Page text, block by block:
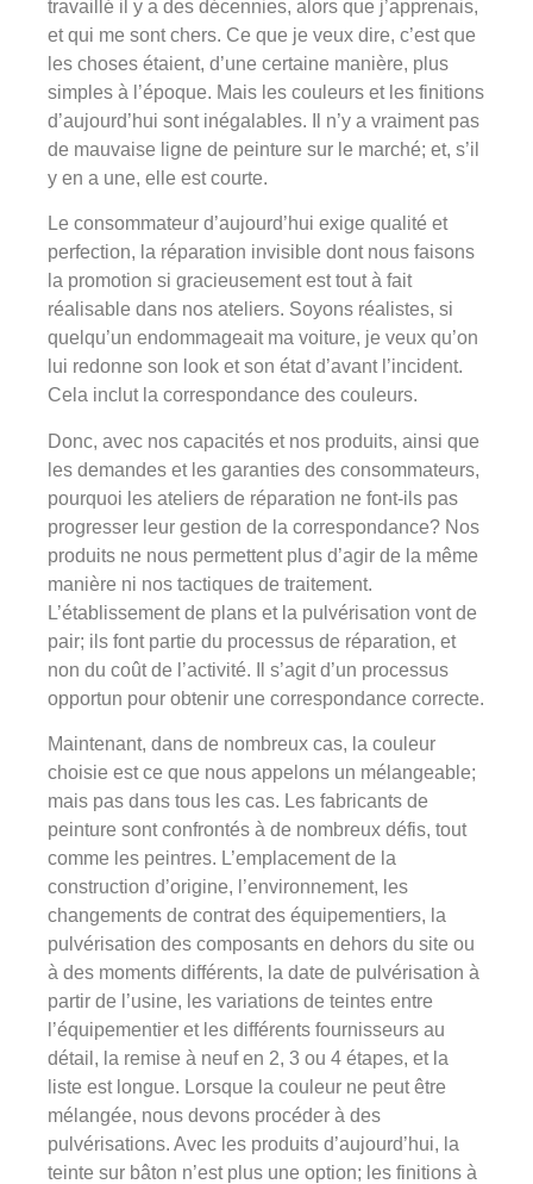
travaillé il y a des décennies, alors que j’apprenais,
et qui me sont chers. Ce que je veux dire, c’est que
les choses étaient, d’une certaine manière, plus
simples à l’époque. Mais les couleurs et les finitions
d’aujourd’hui sont inégalables. Il n’y a vraiment pas
de mauvaise ligne de peinture sur le marché; et, s’il
y en a une, elle est courte.
Le consommateur d’aujourd’hui exige qualité et
perfection, la réparation invisible dont nous faisons
la promotion si gracieusement est tout à fait
réalisable dans nos ateliers. Soyons réalistes, si
quelqu’un endommageait ma voiture, je veux qu’on
lui redonne son look et son état d’avant l’incident.
Cela inclut la correspondance des couleurs.
Donc, avec nos capacités et nos produits, ainsi que
les demandes et les garanties des consommateurs,
pourquoi les ateliers de réparation ne font-ils pas
progresser leur gestion de la correspondance? Nos
produits ne nous permettent plus d’agir de la même
manière ni nos tactiques de traitement.
L’établissement de plans et la pulvérisation vont de
pair; ils font partie du processus de réparation, et
non du coût de l’activité. Il s’agit d’un processus
opportun pour obtenir une correspondance correcte.
Maintenant, dans de nombreux cas, la couleur
choisie est ce que nous appelons un mélangeable;
mais pas dans tous les cas. Les fabricants de
peinture sont confrontés à de nombreux défis, tout
comme les peintres. L’emplacement de la
construction d’origine, l’environnement, les
changements de contrat des équipementiers, la
pulvérisation des composants en dehors du site ou
à des moments différents, la date de pulvérisation à
partir de l’usine, les variations de teintes entre
l’équipementier et les différents fournisseurs au
détail, la remise à neuf en 2, 3 ou 4 étapes, et la
liste est longue. Lorsque la couleur ne peut être
mélangée, nous devons procéder à des
pulvérisations. Avec les produits d’aujourd’hui, la
teinte sur bâton n’est plus une option; les finitions à